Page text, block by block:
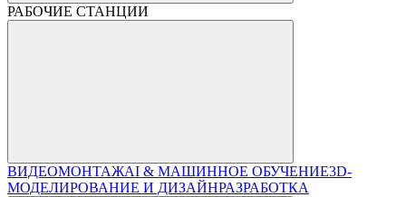
РАБОЧИЕ СТАНЦИИ
ВИДЕОМОНТАЖAI & МАШИННОЕ ОБУЧЕНИЕ3D-
МОДЕЛИРОВАНИЕ И ДИЗАЙНРАЗРАБОТКА